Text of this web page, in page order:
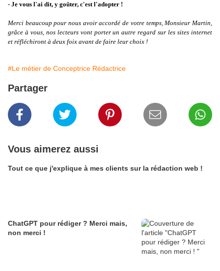
- Je vous l'ai dit, y goûter, c'est l'adopter !
Merci beaucoup pour nous avoir accordé de votre temps, Monsieur Martin,
grâce à vous, nos lecteurs vont porter un autre regard sur les sites internet
et réfléchiront à deux foix avant de faire leur choix !
#Le métier de Conceptrice Rédactrice
Partager
Vous aimerez aussi
Tout ce que j'explique à mes clients sur la rédaction web !
ChatGPT pour rédiger ? Merci mais,
non merci !